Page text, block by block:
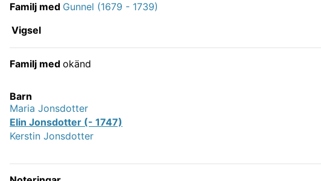
Familj med Gunnel (1679 - 1739)
Vigsel
Familj med okänd
Barn
Maria Jonsdotter
Elin Jonsdotter (- 1747)
Kerstin Jonsdotter